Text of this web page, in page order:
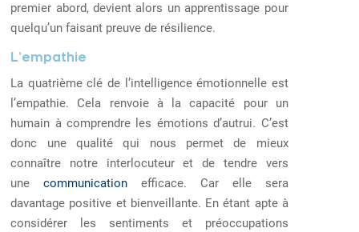
premier abord, devient alors un apprentissage pour
quelqu’un faisant preuve de résilience.
L’empathie
La quatrième clé de l’intelligence émotionnelle est
l’empathie. Cela renvoie à la capacité pour un
humain à comprendre les émotions d’autrui. C’est
donc une qualité qui nous permet de mieux
connaître notre interlocuteur et de tendre vers
unecommunication efficace. Car elle sera
davantage positive et bienveillante. En étant apte à
considérer les sentiments et préoccupations